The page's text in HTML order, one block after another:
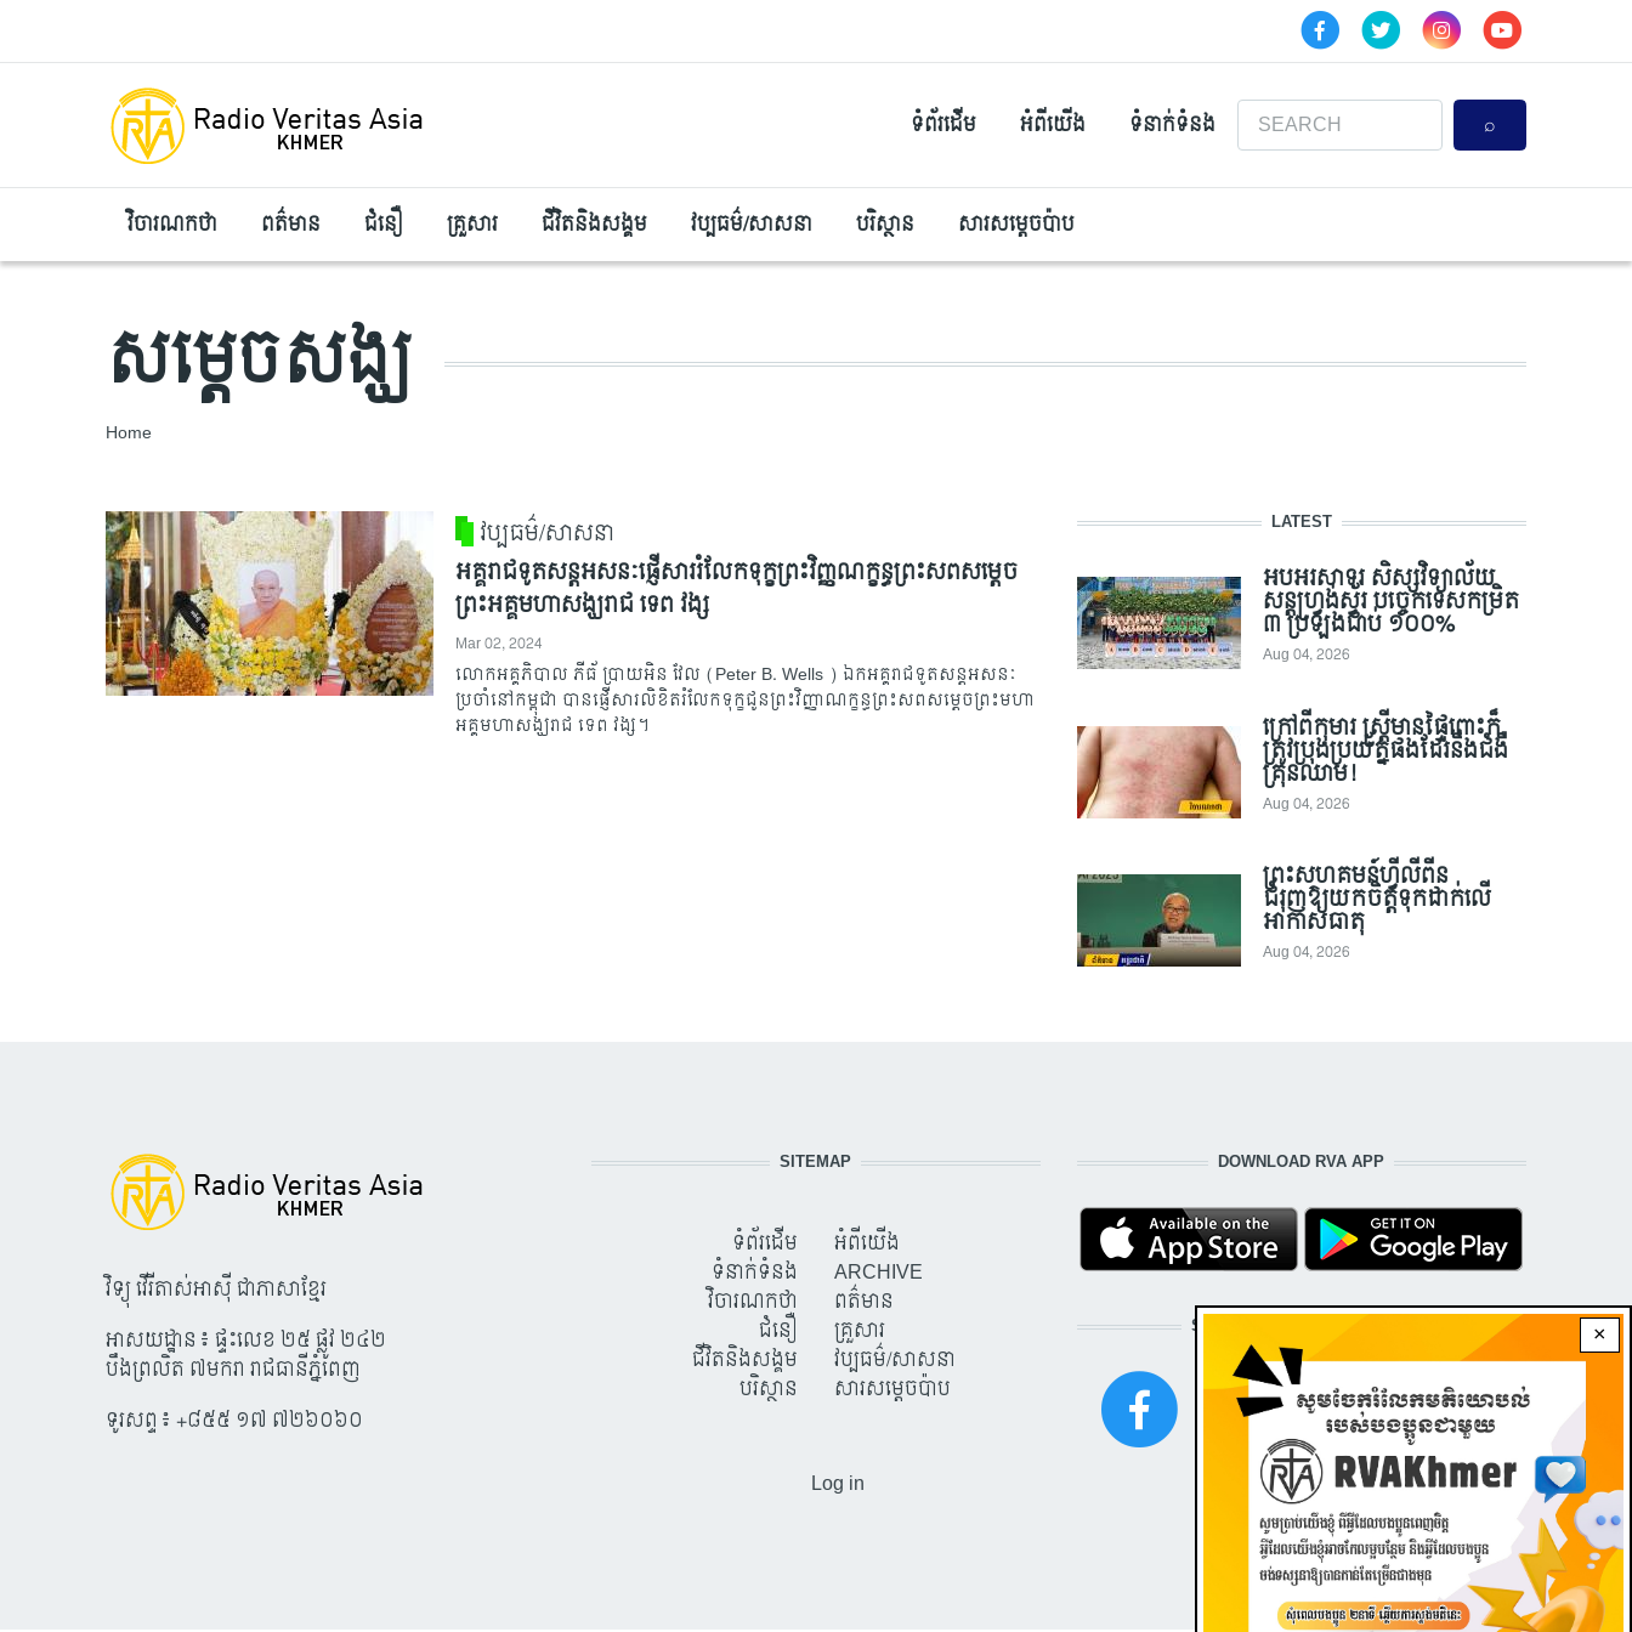
ទំព័រដើម អំពីយើង ទំនាក់ទំនង Search
វិចារណកថា ពត៌មាន ជំនឿ គ្រួសារ ជីវិតនិងសង្គម វប្បធម៌/សាសនា បរិស្ថាន សារសម្តេចប៉ាប
សម្ដេចសង្ឃ
Breadcrumb
Home
វប្បធម៌/សាសនា
អគ្គរាជទូតសន្តអសនៈផ្ញើសាររំលែកទុក្ខព្រះវិញ្ញណក្ខន្ធព្រះសពសម្តេច
ព្រះអគ្គមហាសង្ឃរាជ ទេព វង្ស
Mar 02, 2024
លោកអគ្គភិបាល ភីធ័ ប្រាយអិន វែល (Peter B. Wells ) ឯកអគ្គរាជទូតសន្តអសនៈ
ប្រចាំនៅកម្ពុជា បានផ្ញើសារលិខិតរំលែកទុក្ខជូនព្រះវិញ្ញាណក្ខន្ធព្រះសពសម្តេចព្រះមហា
អគ្គមហាសង្ឃរាជ ទេព វង្ស។
LATEST
អបអរសាទរ សិស្សវិទ្យាល័យ
សន្តហ្វ្រង់ស្វ័រ បច្ចេកទេសកម្រិត
៣ ប្រឡងជាប់ ១០០%
Aug 04, 2026
ក្រៅពីកុមារ ស្ត្រីមានផ្ទៃពោះក៏
ត្រូវប្រុងប្រយ័ត្នផងដែរនឹងជំងឺ
គ្រុនឈាម!
Aug 04, 2026
ព្រះសហគមន៍ហ្វីលីពីន
ជំរុញឱ្យយកចិត្តទុកដាក់លើ
អាកាសធាតុ
Aug 04, 2026
×
វិទ្យុ វើរីតាស់អាស៊ី ជាភាសាខ្មែរ
អាសយដ្ឋាន៖ ផ្ទះលេខ ២៥ ផ្លូវ ២៤២
បឹងព្រលិត ៧មករា រាជធានីភ្នំពេញ
ទូរសព្ទ៖ +៨៥៥ ១៧ ៧២៦០៦០
SITEMAP
ទំព័រដើម
ទំនាក់ទំនង
វិចារណកថា
ជំនឿ
ជីវិតនិងសង្គម
បរិស្ថាន
អំពីយើង
ARCHIVE
ពត៌មាន
គ្រួសារ
វប្បធម៌/សាសនា
សារសម្តេចប៉ាប
Log in
DOWNLOAD RVA APP
STAY CONNECTED WITH US!